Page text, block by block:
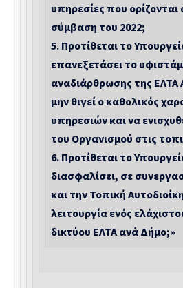
υπηρεσίες που
σύμβαση του 2022;
5. Προτίθεται το
επανεξετάσει το
αναδιάρθρωσης της ΕΛΤΑ
μην θιγεί ο καθολικός
υπηρεσιών και να
του Οργανισμού στις
6. Προτίθεται το
διασφαλίσει, σε
και την Τοπική
λειτουργία ενός
δικτύου ΕΛΤΑ ανά Δήμο;»